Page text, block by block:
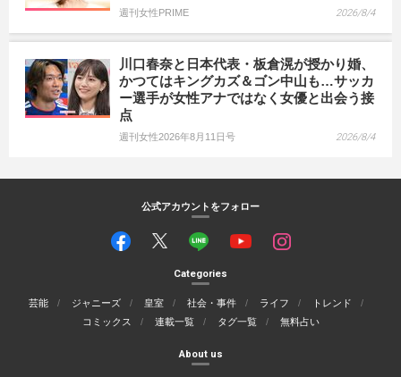
週刊女性PRIME 2026/8/4
川口春奈と日本代表・板倉滉が授かり婚、
かつてはキングカズ＆ゴン中山も…サッカ
ー選手が女性アナではなく女優と出会う接
点
週刊女性2026年8月11日号 2026/8/4
公式アカウントをフォロー
Categories
芸能 ジャニーズ 皇室 社会・事件 ライフ
トレンド
コミックス
連載一覧 タグ一覧 無料占い
About us